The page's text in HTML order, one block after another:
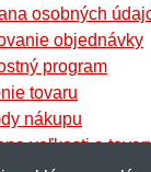
osobných
objednávky
program
tovaru
nákupu
veľkosti a